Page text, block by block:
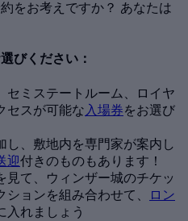
をお考えですか？ あなたは
びください：
セミステートルーム、ロイヤ
セスが可能な 入場券をお選び
し、敷地内を専門家が案内し
迎付きのものもあります！
見て、ウィンザー城のチケッ
ションを組み合わせて、
ロン
入れましょう